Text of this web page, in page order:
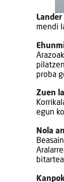
Lander
mendi
proba
Zuen
egun
Nola